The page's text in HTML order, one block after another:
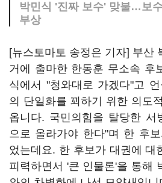
박민식 '진짜 보수' 맞불…보
부상
[뉴스토마토 송정은 기자] 부산
거에 출마한 한동훈 무소속 후
식에서 "청와대로 가겠다"고
의 단일화를 꾀하기 위한 의도
옵니다. 국민의힘을 탈당한 서
으로 올라가야 한다"며 한 후
었는데요. 한 후보가 대권에 대
피력하면서 '큰 인물론'을 통해